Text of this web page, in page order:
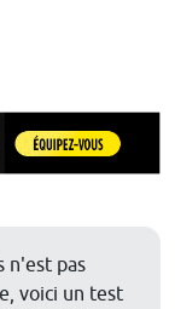
n'est pas
voici un test